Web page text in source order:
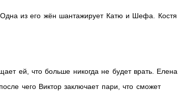
из его жён шантажирует Катю и Шефа. Костя
ей, что больше никогда не будет врать. Елена
чего Виктор заключает пари, что сможет